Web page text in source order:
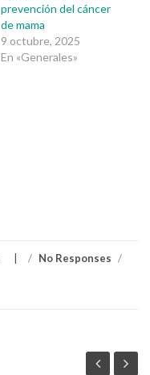
prevención del cáncer
de mama
9 octubre, 2025
En «Generales»
/ No Responses /